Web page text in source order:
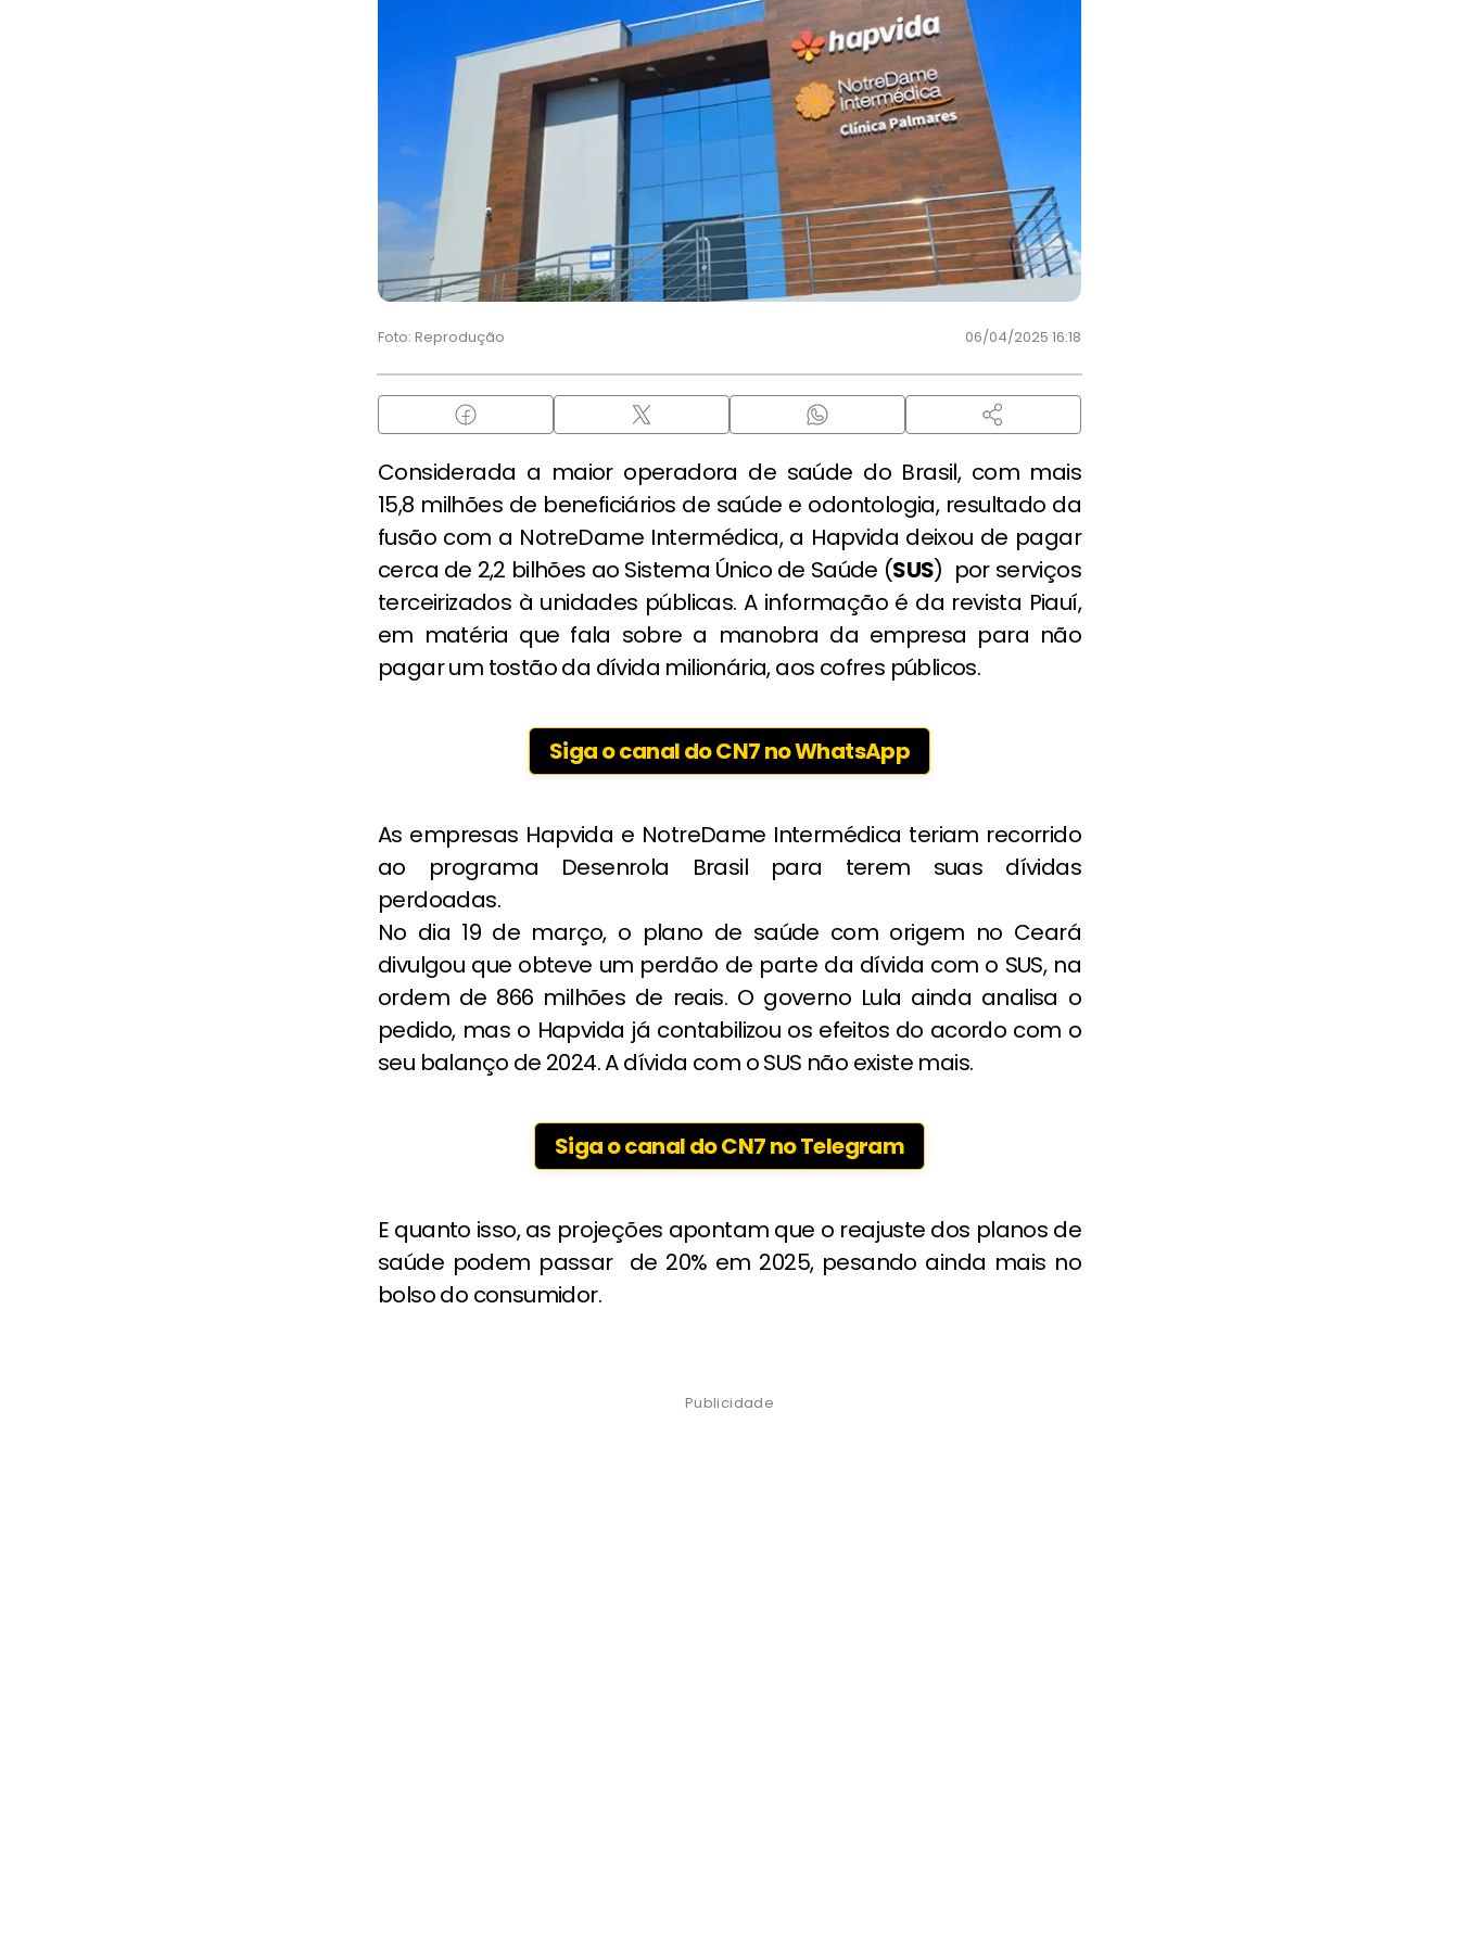
Foto: Reprodução 06/04/2025 16:18
Considerada a maior operadora de saúde do Brasil, com mais
15,8 milhões de beneficiários de saúde e odontologia, resultado da
fusão com a NotreDame Intermédica, a Hapvida deixou de pagar
cerca de 2,2 bilhões ao Sistema Único de Saúde (SUS) por serviços
terceirizados à unidades públicas. A informação é da revista Piauí,
em matéria que fala sobre a manobra da empresa para não
pagar um tostão da dívida milionária, aos cofres públicos.
Siga o canal do CN7 no WhatsApp
As empresas Hapvida e NotreDame Intermédica teriam recorrido
ao programa Desenrola Brasil para terem suas dívidas
perdoadas.
No dia 19 de março, o plano de saúde com origem no Ceará
divulgou que obteve um perdão de parte da dívida com o SUS, na
ordem de 866 milhões de reais. O governo Lula ainda analisa o
pedido, mas o Hapvida já contabilizou os efeitos do acordo com o
seu balanço de 2024. A dívida com o SUS não existe mais.
Siga o canal do CN7 no Telegram
E quanto isso, as projeções apontam que o reajuste dos planos de
saúde podem passar de 20% em 2025, pesando ainda mais no
bolso do consumidor.
Publicidade